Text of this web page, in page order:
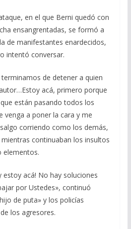
en el que Berni quedó con
ensangrentadas, se formó a
de manifestantes enardecidos,
intentó conversar.
terminamos de detener a quien
acá, primero porque
están pasando todos los
venga a poner la cara y me
corriendo como los demás,
continuaban los insultos
elementos.
estoy acá! No hay soluciones
por Ustedes», continuó
de puta» y los policías
los agresores.